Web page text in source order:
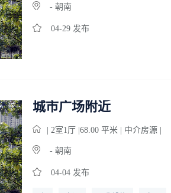
- 朝南
04-29 发布
城市广场附近
| 2室1 厅 |68.00 平米 | 中介房源 |
- 朝南
04-04 发布